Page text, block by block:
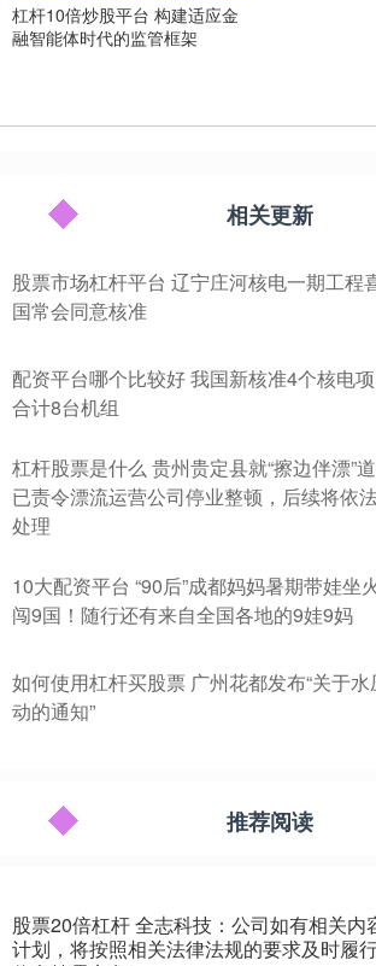
杠杆10倍炒股平台 构建适应金
融智能体时代的监管框架
相关更新
股票市场杠杆平台 辽宁庄河核电一期工程
国常会同意核准
配资平台哪个比较好 我国新核准4个核电项
合计8台机组
杠杆股票是什么 贵州贵定县就“擦边伴漂”道
已责令漂流运营公司停业整顿，后续将依
处理
10大配资平台 “90后”成都妈妈暑期带娃坐
闯9国！随行还有来自全国各地的9娃9妈
如何使用杠杆买股票 广州花都发布“关于水
动的通知”
推荐阅读
股票20倍杠杆 全志科技：公司如有相关内
计划，将按照相关法律法规的要求及时履